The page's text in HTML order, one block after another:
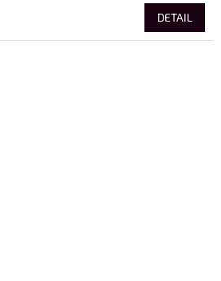
DETAIL